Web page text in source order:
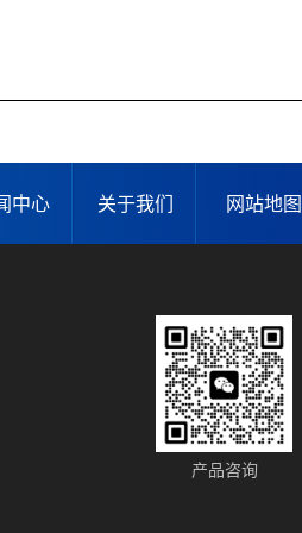
中心 关于我们 网站地图
产品咨询